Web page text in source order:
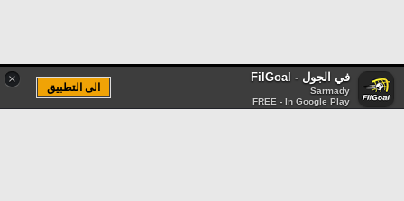
× في الجول - FilGoal
Sarmady
FREE - In Google Play
الى التطبيق